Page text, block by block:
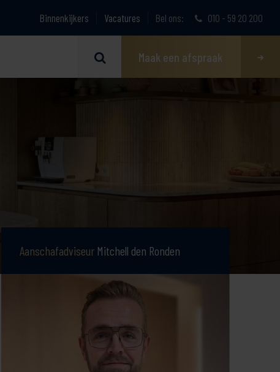
Bel ons: 010 - 59 20 200
Binnenkijkers Vacatures
Maak een afspraak
Aanschafadviseur Mitchell den Ronden